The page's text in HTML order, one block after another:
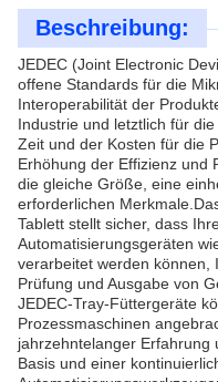
Beschreibung:
JEDEC (Joint Electronic
offene Standards für die
Interoperabilität der
Industrie und letztlich für
Zeit und der Kosten für die
Erhöhung der Effizienz und
die gleiche Größe, eine
erforderlichen
Tablett stellt sicher, dass
Automatisierungsgeräten
verarbeitet werden können,
Prüfung und Ausgabe von
JEDEC-Tray-Füttergeräte
Prozessmaschinen
jahrzehntelanger Erfahrung
Basis und einer